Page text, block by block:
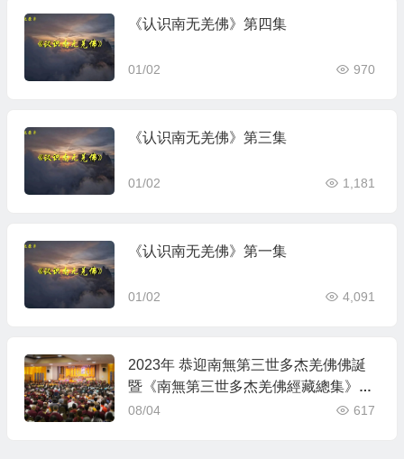
《认识南无羌佛》第四集
01/02 970
《认识南无羌佛》第三集
01/02 1,181
《认识南无羌佛》第一集
01/02 4,091
2023年 恭迎南無第三世多杰羌佛佛誕
暨《南無第三世多杰羌佛經藏總集》
（6/30/2023 – 7/1/2023）
08/04 617